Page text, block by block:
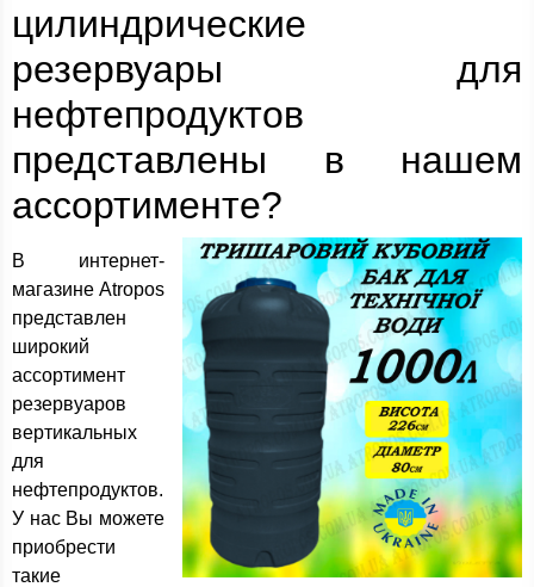
цилиндрические
резервуары для
нефтепродуктов
представлены в нашем
ассортименте?
В интернет-
магазине Atropos
представлен
широкий
ассортимент
резервуаров
вертикальных
для
нефтепродуктов.
У нас Вы можете
приобрести
такие